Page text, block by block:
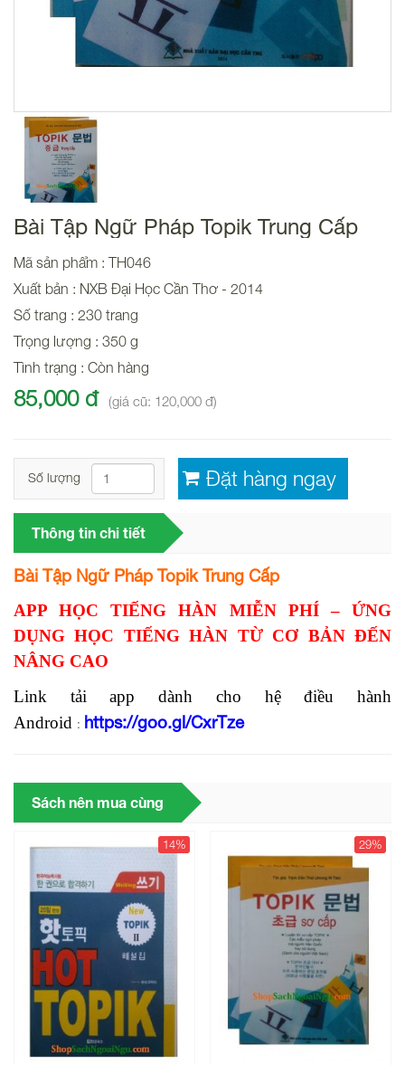
Bài Tập Ngữ Pháp Topik Trung Cấp
Mã sản phẩm : TH046
Xuất bản : NXB Đại Học Cần Thơ - 2014
Số trang : 230 trang
Trọng lượng : 350 g
Tình trạng : Còn hàng
85,000 đ (giá cũ: 120,000 đ)
Số lượng
Thông tin chi tiết
Bài Tập Ngữ Pháp Topik Trung Cấp
APP HỌC TIẾNG HÀN MIỄN PHÍ – ỨNG
DỤNG HỌC TIẾNG HÀN TỪ CƠ BẢN ĐẾN
NÂNG CAO
Link tảiapp
dành cho hệ điều hành
Android : https://goo.gl/CxrTze
Sách nên mua cùng
14% 29%